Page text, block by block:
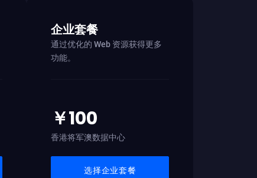
企业套餐
通过优化的 Web 资源获得更多
功能。
￥100
香港将军澳数据中心
选择企业套餐